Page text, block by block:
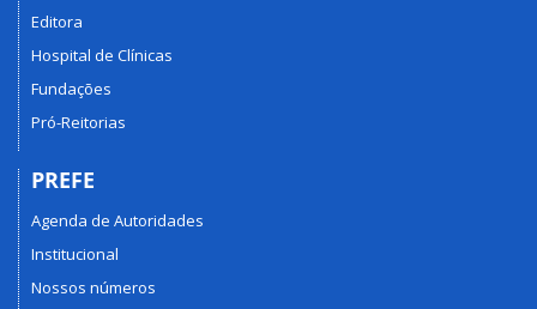
Editora
Hospital de Clínicas
Fundações
Pró-Reitorias
PREFE
Agenda de Autoridades
Institucional
Nossos números